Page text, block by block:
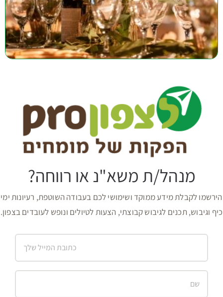
מנהל/ת משא"נ או רווחה?
הירשמו לקבלת מידע ממוקד ושימושי לכם בעבודה השוטפת, רעיונות ימי
כיף וגיבוש, תכנים לגיבוש קבוצתי, הצעות לטיולים ונופש לעובדים בצפון.